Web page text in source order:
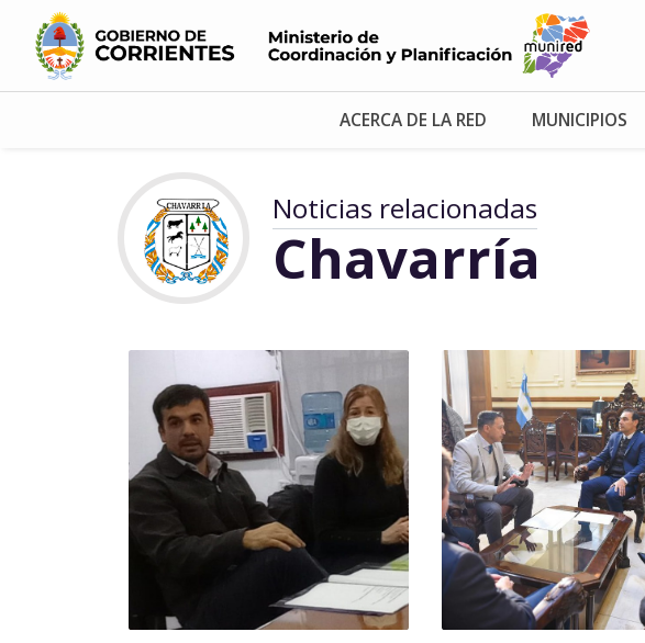
ACERCA DE LA RED MUNICIPIOS
Noticias relacionadas
Chavarría